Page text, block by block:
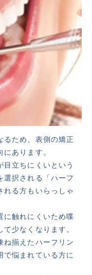
るため、表側の矯正
あります。
立ちにくいという
選択される「ハーフ
れる方もいらっしゃ
に触れにくいため喋
少なくなります。
ね揃えたハーフリン
で悩まれている方に